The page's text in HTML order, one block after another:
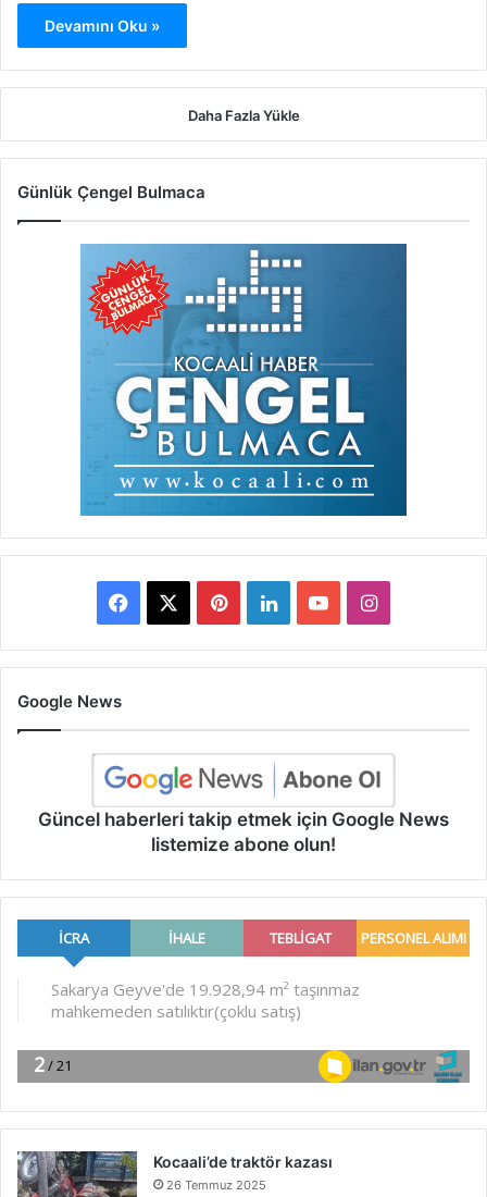
Devamını Oku »
Daha Fazla Yükle
Günlük Çengel Bulmaca
Facebook PinterestLinkedInYouTubeInstagram
Google News
Güncel haberleri takip etmek için Google News
listemize abone olun!
Kocaali’de traktör kazası
26 Temmuz 2025